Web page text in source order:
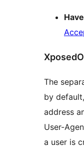
The
by
address
User-
a user is